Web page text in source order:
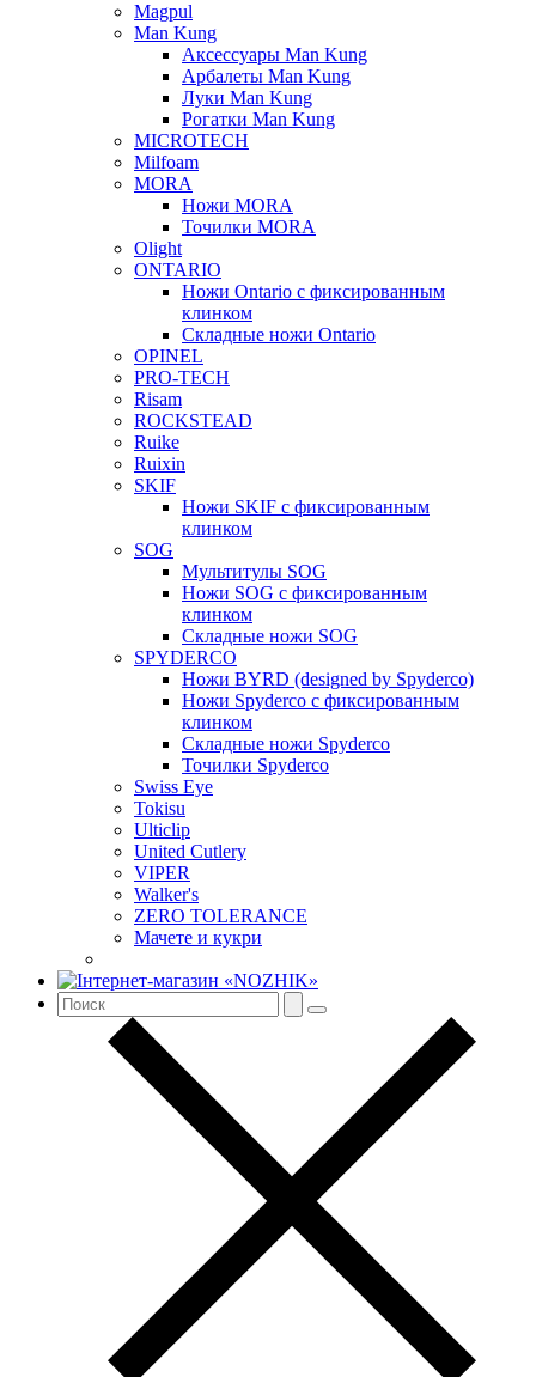
Magpul
Man Kung
Аксессуары Man Kung
Арбалеты Man Kung
Луки Man Kung
Рогатки Man Kung
MICROTECH
Milfoam
MORA
Ножи MORA
Точилки MORA
Olight
ONTARIO
Ножи Ontario c фиксированным
клинком
Складные ножи Ontario
OPINEL
PRO-TECH
Risam
ROCKSTEAD
Ruike
Ruixin
SKIF
Ножи SKIF с фиксированным
клинком
SOG
Мультитулы SOG
Ножи SOG с фиксированным
клинком
Складные ножи SOG
SPYDERCO
Ножи BYRD (designed by Spyderco)
Ножи Spyderco c фиксированным
клинком
Складные ножи Spyderco
Точилки Spyderco
Swiss Eye
Tokisu
Ulticlip
United Cutlery
VIPER
Walker's
ZERO TOLERANCE
Мачете и кукри